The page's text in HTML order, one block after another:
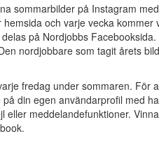
sommarbilder på Instagram
och varje vecka kommer
på Nordjobbs
nordjobbare som tagit årets
fredag under sommaren. För
din egen användarprofil med
meddelandefunktioner.